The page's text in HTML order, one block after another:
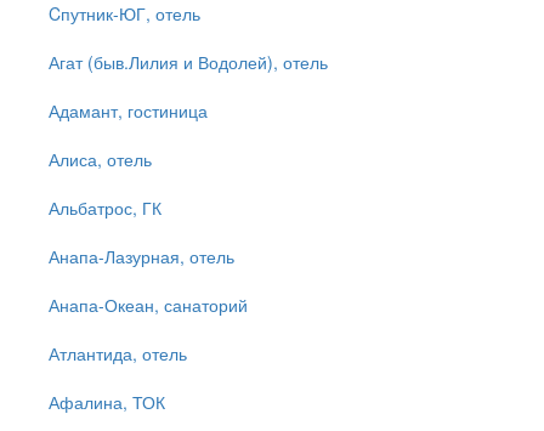
Cпутник-ЮГ, отель
Агат (быв.Лилия и Водолей), отель
Адамант, гостиница
Алиса, отель
Альбатрос, ГК
Анапа-Лазурная, отель
Анапа-Океан, санаторий
Атлантида, отель
Афалина, ТОК